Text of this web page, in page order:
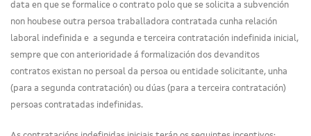
data en que se formalice o contrato polo que se solicita a subvención
non houbese outra persoa traballadora contratada cunha relación
laboral indefinida e a segunda e terceira contratación indefinida inicial,
sempre que con anterioridade á formalización dos devanditos
contratos existan no persoal da persoa ou entidade solicitante, unha
(para a segunda contratación) ou dúas (para a terceira contratación)
persoas contratadas indefinidas.